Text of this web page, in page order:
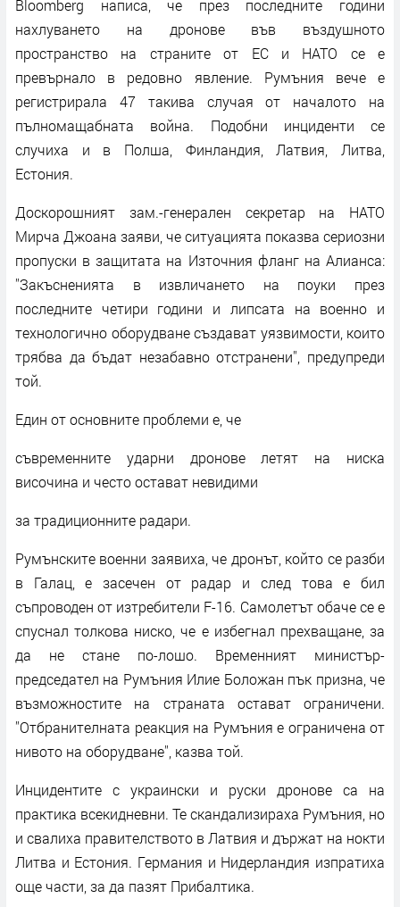
Bloomberg написа, че през последните години
нахлуването на дронове във въздушното
пространство на страните от ЕС и НАТО се е
превърнало в редовно явление. Румъния вече е
регистрирала 47 такива случая от началото на
пълномащабната война. Подобни инциденти се
случиха и в Полша, Финландия, Латвия, Литва,
Естония.
Доскорошният зам.-генерален секретар на НАТО
Мирча Джоана заяви, че ситуацията показва сериозни
пропуски в защитата на Източния фланг на Алианса:
''Закъсненията в извличането на поуки през
последните четири години и липсата на военно и
технологично оборудване създават уязвимости, които
трябва да бъдат незабавно отстранени'', предупреди
той.
Един от основните проблеми е, че
съвременните ударни дронове летят на ниска
височина и често остават невидими
за традиционните радари.
Румънските военни заявиха, че дронът, който се разби
в Галац, е засечен от радар и след това е бил
съпроводен от изтребители F-16. Самолетът обаче се е
спуснал толкова ниско, че е избегнал прехващане, за
да не стане по-лошо. Временният министър-
председател на Румъния Илие Боложан пък призна, че
възможностите на страната остават ограничени.
''Отбранителната реакция на Румъния е ограничена от
нивото на оборудване'', казва той.
Инцидентите с украински и руски дронове са на
практика всекидневни. Те скандализираха Румъния, но
и свалиха правителството в Латвия и държат на нокти
Литва и Естония. Германия и Нидерландия изпратиха
още части, за да пазят Прибалтика.